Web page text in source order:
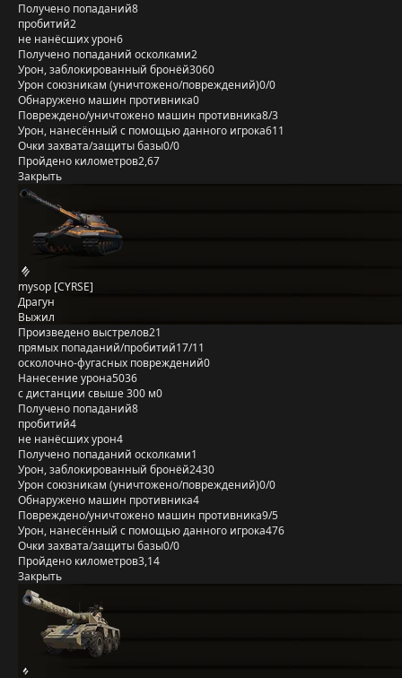
Получено попаданий8
пробитий2
не нанёсших урон6
Получено попаданий осколками2
Урон, заблокированный бронёй3060
Урон союзникам (уничтожено/повреждений)0/0
Обнаружено машин противника0
Повреждено/уничтожено машин противника8/3
Урон, нанесённый с помощью данного игрока611
Очки захвата/защиты базы0/0
Пройдено километров2,67
Закрыть
mysop [CYRSE]
Драгун
Выжил
Произведено выстрелов21
прямых попаданий/пробитий17/11
осколочно-фугасных повреждений0
Нанесение урона5036
с дистанции свыше 300 м0
Получено попаданий8
пробитий4
не нанёсших урон4
Получено попаданий осколками1
Урон, заблокированный бронёй2430
Урон союзникам (уничтожено/повреждений)0/0
Обнаружено машин противника4
Повреждено/уничтожено машин противника9/5
Урон, нанесённый с помощью данного игрока476
Очки захвата/защиты базы0/0
Пройдено километров3,14
Закрыть